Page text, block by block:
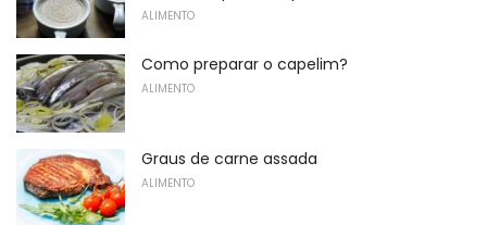
ALIMENTO
Como preparar o capelim?
ALIMENTO
Graus de carne assada
ALIMENTO